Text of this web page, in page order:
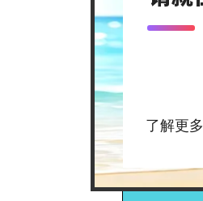
了解更多